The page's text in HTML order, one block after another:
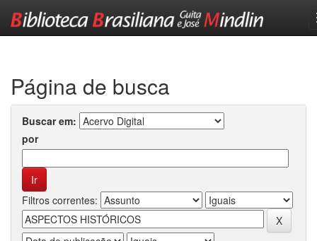
Página de busca
Buscar em:
por
Filtros correntes: